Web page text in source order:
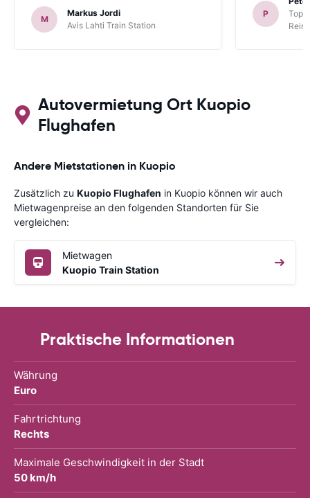
M
Markus Jordi
Avis Lahti Train Station
P
Autovermietung Ort Kuopio
Flughafen
Andere Mietstationen in Kuopio
Zusätzlich zu Kuopio Flughafen in Kuopio können wir auch
Mietwagenpreise an den folgenden Standorten für Sie
vergleichen:
Mietwagen
Kuopio Train Station
Praktische Informationen
Währung
Euro
Fahrtrichtung
Rechts
Maximale Geschwindigkeit in der Stadt
50 km/h